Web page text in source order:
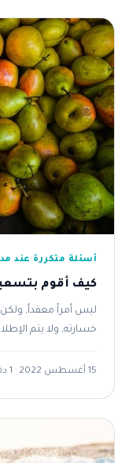
أسئلة متكررة عند
كيف أقوم
ليس أمراً معقدأ,
خسارته, ولا يتم
15 أغسطس 2022 · 1 دقائق قراءة